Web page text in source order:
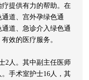
提供有力的帮助。在
道、宫外孕绿色通
道、急诊介入绿色通
效的医疗服务。
人。其中副主任医师
手术室护士16人，其